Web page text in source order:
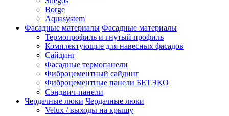
Borge
Aquasystem
Фасадные материалы Фасадные материалы
Термопрофиль и гнутый профиль
Комплектующие для навесных фасадов
Сайдинг
Фасадные термопанели
Фиброцементный сайдинг
Фиброцементные панели БЕТЭКО
Сэндвич-панели
Чердачные люки Чердачные люки
Velux / выходы на крышу